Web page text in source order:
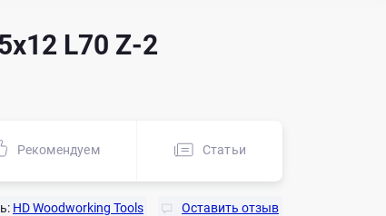
L70 Z-2
Рекомендуем Статьи
HD Woodworking Tools Оставить отзыв